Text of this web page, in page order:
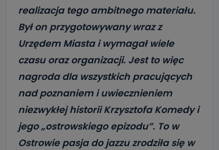
realizacja tego ambitnego materiału.
Był on przygotowywany wraz z
Urzędem Miasta i wymagał wiele
czasu oraz organizacji. Jest to więc
nagroda dla wszystkich pracujących
nad poznaniem i uwiecznieniem
niezwykłej historii Krzysztofa Komedy i
jego „ostrowskiego epizodu”. To w
Ostrowie pasja do jazzu zrodziła się w